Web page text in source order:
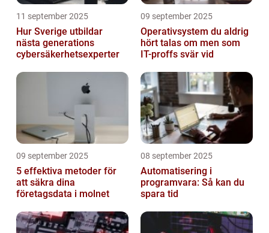
11 september 2025
Hur Sverige utbildar
nästa generations
cybersäkerhetsexperter
09 september 2025
Operativsystem du aldrig
hört talas om men som
IT-proffs svär vid
09 september 2025
5 effektiva metoder för
att säkra dina
företagsdata i molnet
08 september 2025
Automatisering i
programvara: Så kan du
spara tid